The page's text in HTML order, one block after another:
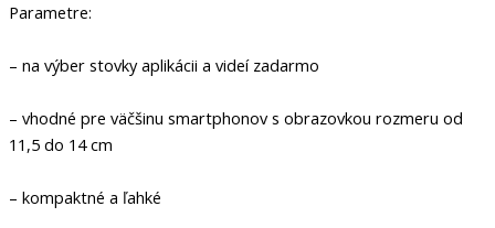
Parametre:
– na výber stovky aplikácii a videí zadarmo
– vhodné pre väčšinu smartphonov s obrazovkou rozmeru od
11,5 do 14 cm
– kompaktné a ľahké